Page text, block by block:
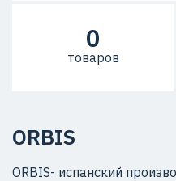
ORBIS
ORBIS- испанский
0
товаров